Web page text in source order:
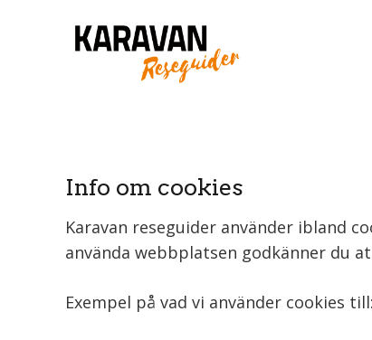
Info om cookies
Karavan reseguider använder ibland
använda webbplatsen godkänner du
Exempel på vad vi använder cookies till: